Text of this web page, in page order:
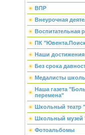
ВПР
Внеурочная
Воспитательная
ПК
Наши достижения
Без срока
Медалисты
Наша газета
перемена"
Школьный театр
Школьный музей
Фотоальбомы